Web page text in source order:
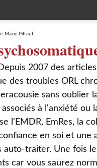
2007 des
des troubles ORL
sans oublier
à l'anxiété ou
l'EMDR, EmRes, la
en soi et une
auto-traiter. Une fois
car vous saurez